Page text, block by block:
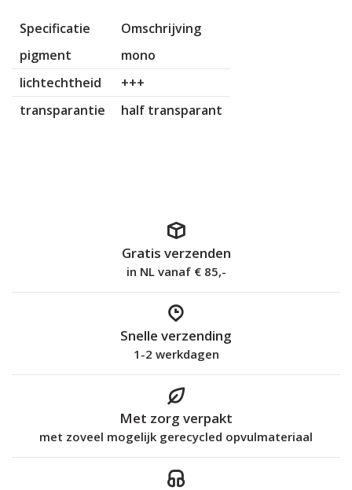
Specificatie
Omschrijving
pigment
mono
lichtechtheid
+++
transparantie
half transparant
Gratis verzenden
in NL vanaf € 85,-
Snelle verzending
1-2 werkdagen
Met zorg verpakt
met zoveel mogelijk gerecycled opvulmateriaal